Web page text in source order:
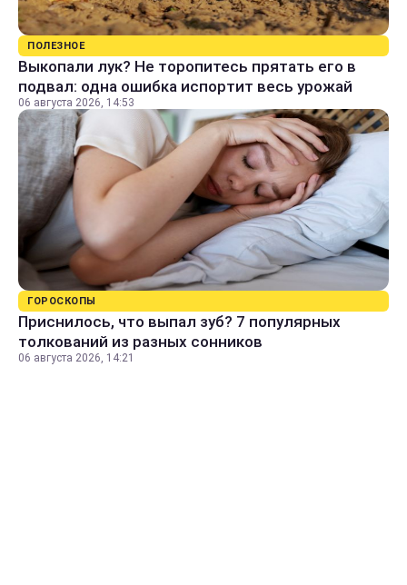
ПОЛЕЗНОЕ
Выкопали лук? Не торопитесь прятать его в
подвал: одна ошибка испортит весь урожай
06 августа 2026, 14:53
ГОРОСКОПЫ
Приснилось, что выпал зуб? 7 популярных
толкований из разных сонников
06 августа 2026, 14:21